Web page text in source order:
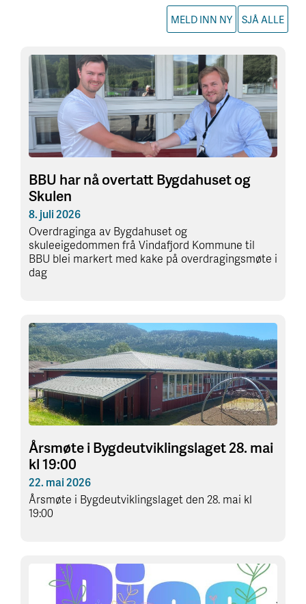
MELD INN NY SJÅ ALLE
BBU har nå overtatt Bygdahuset og
Skulen
8. juli 2026
Overdraginga av Bygdahuset og
skuleeigedommen frå Vindafjord Kommune til
BBU blei markert med kake på overdragingsmøte i
dag
Årsmøte i Bygdeutviklingslaget 28. mai
kl 19:00
22. mai 2026
Årsmøte i Bygdeutviklingslaget den 28. mai kl
19:00